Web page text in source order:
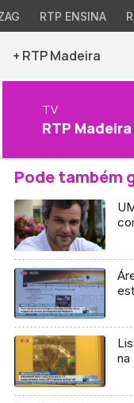
RTP ENSINA
+ RTP Madeira
TV
RTP Madeira
Pode também
na